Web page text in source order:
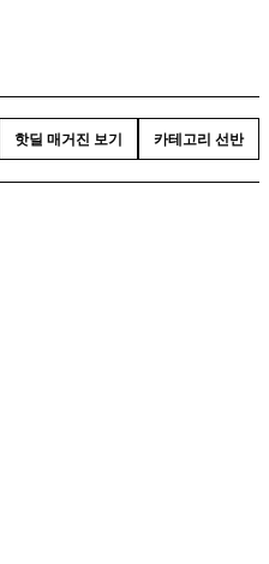
핫딜 매거진 보기 카테고리 선반